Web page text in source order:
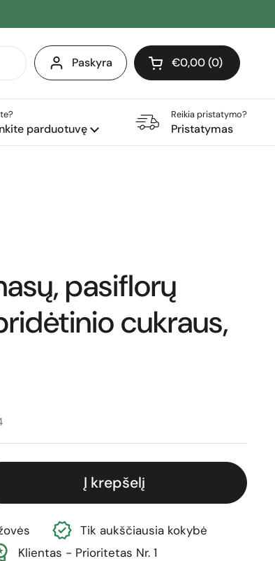
Paskyra Atidaryti krepšelį
Pirkinių krepšelis Iš
€0,00 0
produktai (-ų) yra
parduotuvę
Reikia pristatymo?
Pristatymas
pasiflorų
cukraus,
Į krepšelį
Tik aukščiausia kokybė
Klientas - Prioritetas Nr. 1